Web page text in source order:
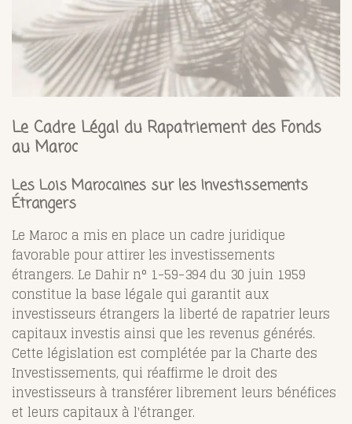
Le Cadre Légal du Rapatriement des Fonds
au Maroc
Les Lois Marocaines sur les Investissements
Étrangers
Le Maroc a mis en place un cadre juridique
favorable pour attirer les investissements
étrangers. Le Dahir n° 1-59-394 du 30 juin 1959
constitue la base légale qui garantit aux
investisseurs étrangers la liberté de rapatrier leurs
capitaux investis ainsi que les revenus générés.
Cette législation est complétée par la Charte des
Investissements, qui réaffirme le droit des
investisseurs à transférer librement leurs bénéfices
et leurs capitaux à l'étranger.